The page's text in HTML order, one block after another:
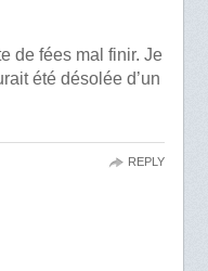
de fées mal finir. Je
été désolée d’un
REPLY